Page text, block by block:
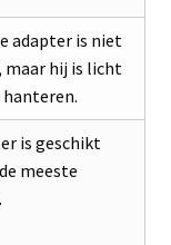
adapter is niet
maar hij is licht
is geschikt
meeste